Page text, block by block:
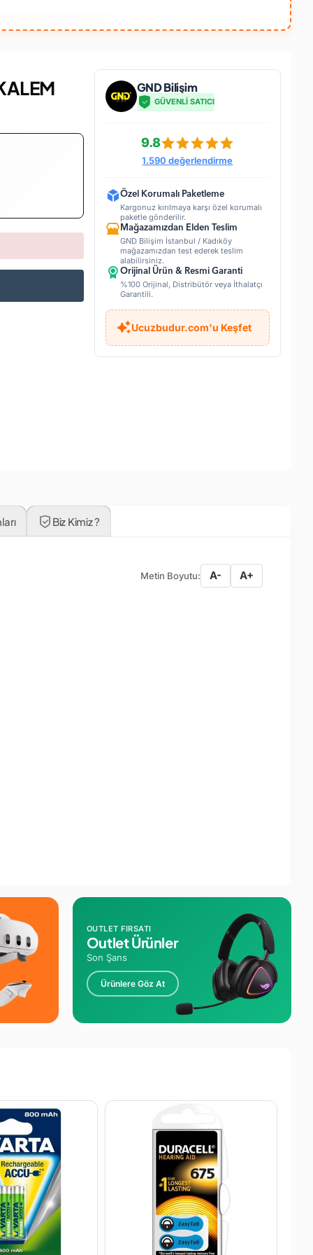
GND Bilişim
GÜVENLİ SATICI
9.8
1.590 değerlendirme
Özel Korumalı Paketleme
Kargonuz kırılmaya karşı özel korumalı
paketle gönderilir.
Mağazamızdan Elden Teslim
GND Bilişim İstanbul / Kadıköy
mağazamızdan test ederek teslim
alabilirsiniz.
Orijinal Ürün & Resmi Garanti
%100 Orijinal, Distribütör veya İthalatçı
Garantili.
Ucuzbudur.com'u Keşfet
Biz Kimiz ?
Metin Boyutu: A- A+
OUTLET FIRSATI
Outlet Ürünler
Son Şans
Ürünlere Göz At